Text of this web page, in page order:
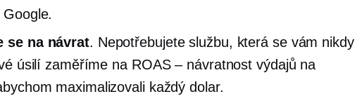
se na návrat. Nepotřebujete službu, která se vám nikdy
úsilí zaměříme na ROAS – návratnost výdajů na
maximalizovali každý dolar.